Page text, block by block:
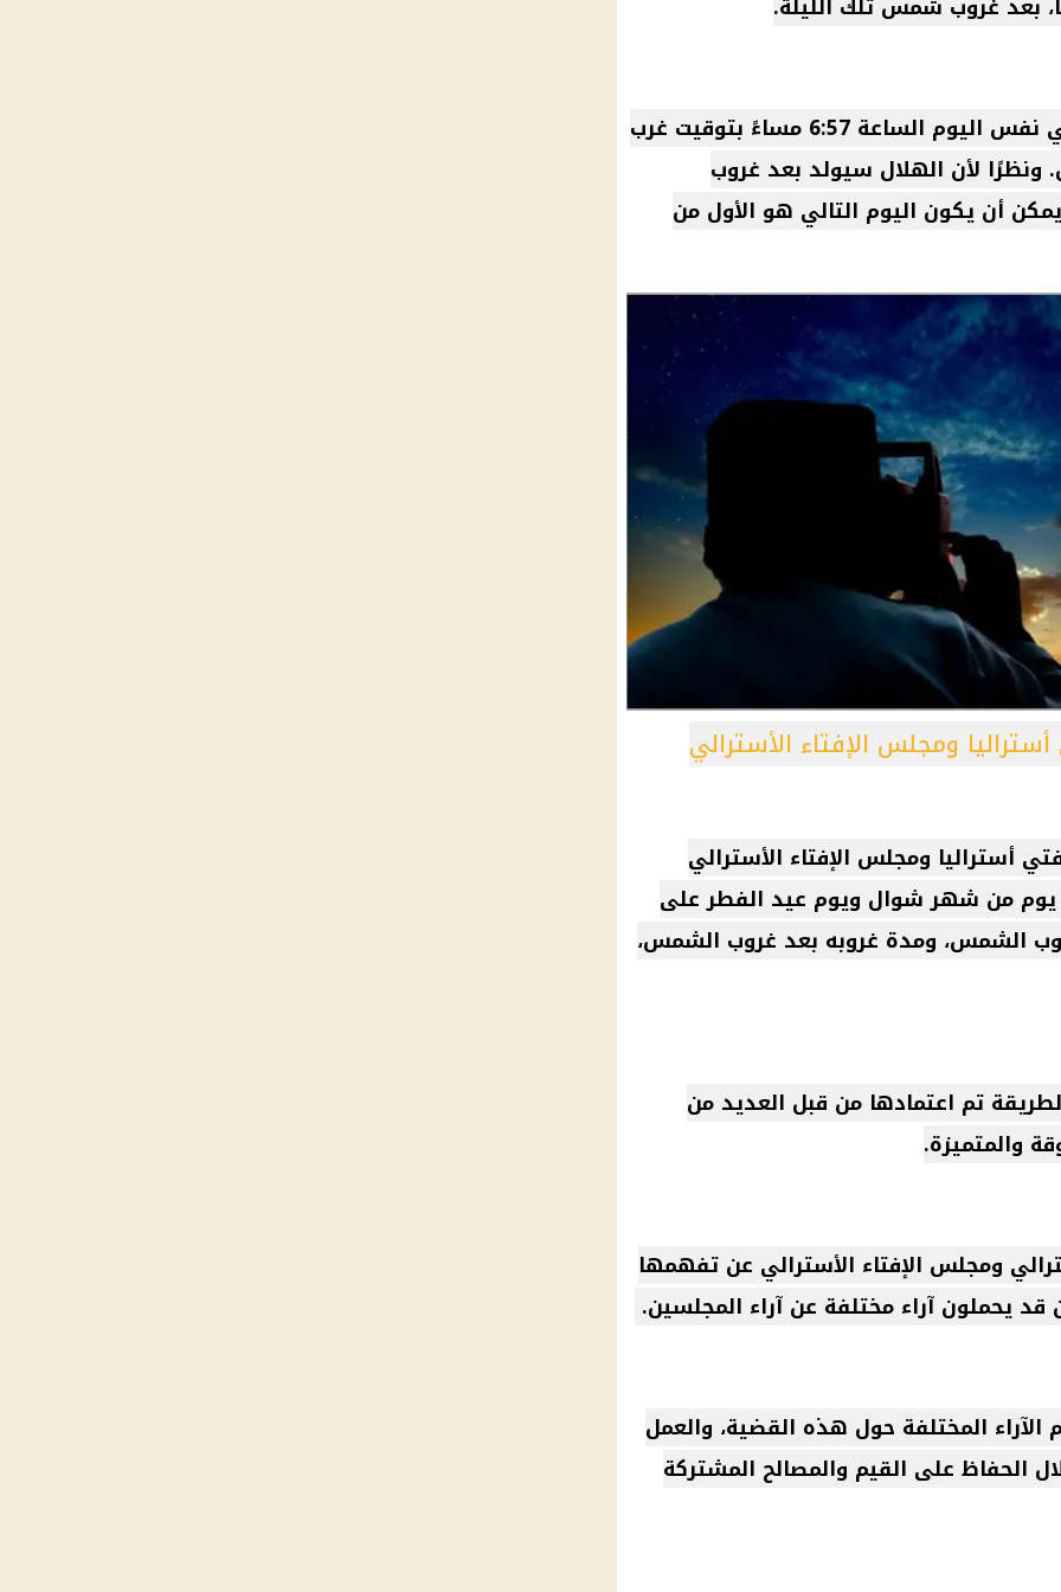
أما في بيرث، فسيولد الهلال في نفس اليوم الساعة 6:57 مساءً بتوقيت غرب
ونظرًا لأن الهلال سيولد بعد غروب
أن يكون اليوم التالي هو الأول من
ومجلس الإفتاء الأسترالي
أستراليا ومجلس الإفتاء الأسترالي
يوم من شهر شوال ويوم عيد الفطر على
الشمس، ومدة غروبه بعد غروب الشمس،
تم اعتمادها من قبل العديد من
والمتميزة.
ومجلس الإفتاء الأسترالي عن تفهمها
قد يحملون آراء مختلفة عن آراء المجلسين.
المختلفة حول هذه القضية، والعمل
الحفاظ على القيم والمصالح المشتركة